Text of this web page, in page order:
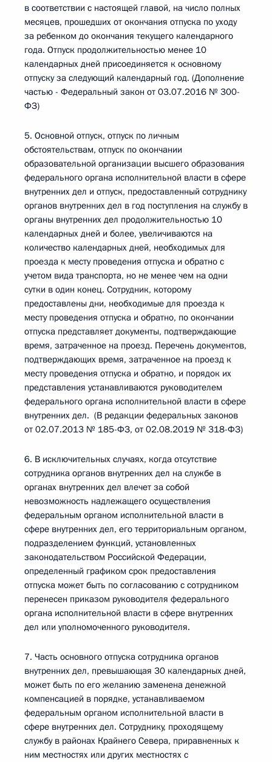
в соответствии с настоящей главой, на число полных
месяцев, прошедших от окончания отпуска по уходу
за ребенком до окончания текущего календарного
года. Отпуск продолжительностью менее 10
календарных дней присоединяется к основному
отпуску за следующий календарный год. (Дополнение
частью - Федеральный закон от 03.07.2016 № 300-
ФЗ)
5. Основной отпуск, отпуск по личным
обстоятельствам, отпуск по окончании
образовательной организации высшего образования
федерального органа исполнительной власти в сфере
внутренних дел и отпуск, предоставленный сотруднику
органов внутренних дел в год поступления на службу в
органы внутренних дел продолжительностью 10
календарных дней и более, увеличиваются на
количество календарных дней, необходимых для
проезда к месту проведения отпуска и обратно с
учетом вида транспорта, но не менее чем на одни
сутки в один конец. Сотрудник, которому
предоставлены дни, необходимые для проезда к
месту проведения отпуска и обратно, по окончании
отпуска представляет документы, подтверждающие
время, затраченное на проезд. Перечень документов,
подтверждающих время, затраченное на проезд к
месту проведения отпуска и обратно, и порядок их
представления устанавливаются руководителем
федерального органа исполнительной власти в сфере
внутренних дел. (В редакции федеральных законов
от 02.07.2013 № 185-ФЗ, от 02.08.2019 № 318-ФЗ)
6. В исключительных случаях, когда отсутствие
сотрудника органов внутренних дел на службе в
органах внутренних дел влечет за собой
невозможность надлежащего осуществления
федеральным органом исполнительной власти в
сфере внутренних дел, его территориальным органом,
подразделением функций, установленных
законодательством Российской Федерации,
определенный графиком срок предоставления
отпуска может быть по согласованию с сотрудником
перенесен приказом руководителя федерального
органа исполнительной власти в сфере внутренних
дел или уполномоченного руководителя.
7. Часть основного отпуска сотрудника органов
внутренних дел, превышающая 30 календарных дней,
может быть по его желанию заменена денежной
компенсацией в порядке, устанавливаемом
федеральным органом исполнительной власти в
сфере внутренних дел. Сотруднику, проходящему
службу в районах Крайнего Севера, приравненных к
ним местностях или других местностях с